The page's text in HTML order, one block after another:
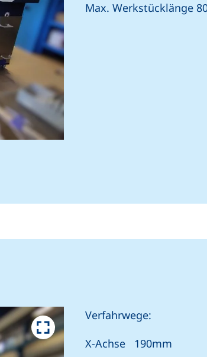
Max. Werkstücklänge
Verfahrwege:
X-Achse 190mm